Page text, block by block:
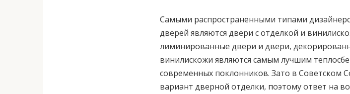
Самыми распространенными типами
дверей являются двери с отделкой и
лиминированные двери и двери,
винилискожи являются самым лучшим
современных поклонников. Зато в Советском
вариант дверной отделки, поэтому ответ на